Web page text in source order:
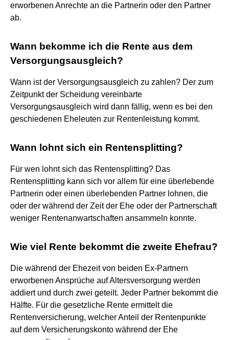
erworbenen Anrechte an die Partnerin oder den Partner
ab.
Wann bekomme ich die Rente aus dem
Versorgungsausgleich?
Wann ist der Versorgungsausgleich zu zahlen? Der zum
Zeitpunkt der Scheidung vereinbarte
Versorgungsausgleich wird dann fällig, wenn es bei den
geschiedenen Eheleuten zur Rentenleistung kommt.
Wann lohnt sich ein Rentensplitting?
Für wen lohnt sich das Rentensplitting? Das
Rentensplitting kann sich vor allem für eine überlebende
Partnerin oder einen überlebenden Partner lohnen, die
oder der während der Zeit der Ehe oder der Partnerschaft
weniger Rentenanwartschaften ansammeln konnte.
Wie viel Rente bekommt die zweite Ehefrau?
Die während der Ehezeit von beiden Ex-Partnern
erworbenen Ansprüche auf Altersversorgung werden
addiert und durch zwei geteilt. Jeder Partner bekommt die
Hälfte. Für die gesetzliche Rente ermittelt die
Rentenversicherung, welcher Anteil der Rentenpunkte
auf dem Versicherungskonto während der Ehe